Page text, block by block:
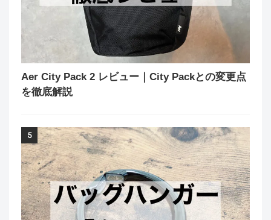
Aer City Pack 2 レビュー｜City Packとの変更点
を徹底解説
5